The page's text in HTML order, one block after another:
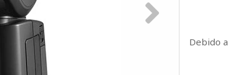
Debido